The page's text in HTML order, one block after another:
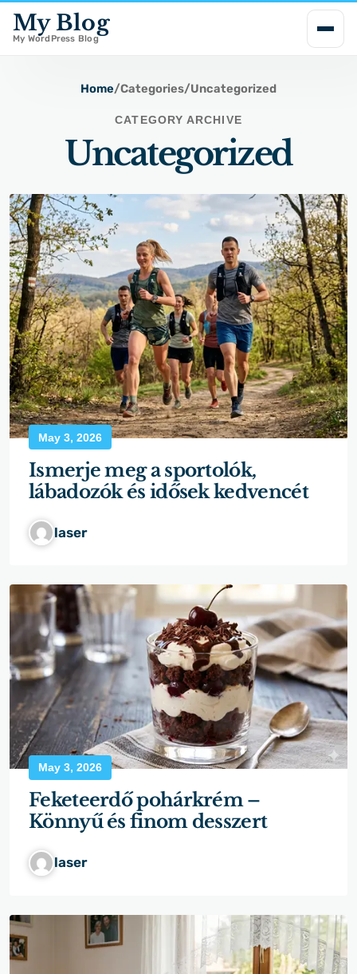
i
p
e
n
t
My Blog
My WordPress Blog
Home/Categories/Uncategorized
CATEGORY ARCHIVE
Uncategorized
May 3, 2026
Ismerje meg a sportolók,
lábadozók és idősek kedvencét
laser
May 3, 2026
Feketeerdő pohárkrém –
Könnyű és finom desszert
laser